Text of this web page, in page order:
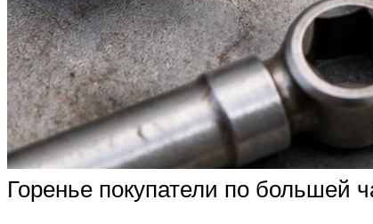
Горенье покупатели по большей